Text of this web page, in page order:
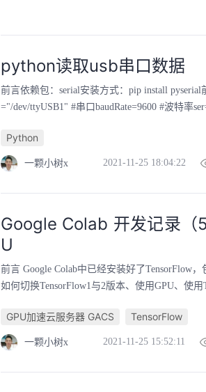
python读取usb串口数据
前言依赖包：serial安装方式：pip install
="/dev/ttyUSB1" #串口baudRate=9600 #波特率
Python
一颗小树x 2021-11-25 18:04:22
Google Colab 开发记录（
U
前言 Google Colab中已经安装好了TensorFlow
如何切换TensorFlow1与2版本、使用GPU、使
GPU加速云服务器 GACS TensorFlow
一颗小树x 2021-11-25 15:52:11